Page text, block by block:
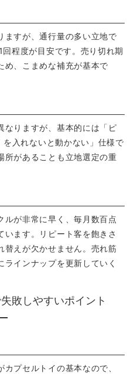
ますが、通行量の多い立地で
程度が目安です。売り切れ期
め、こまめな補充が基本で
なりますが、基本的には「ピ
入れないと動かない」仕様で
所があることも立地選定の重
ルが非常に早く、毎月数百点
ます。リピート客を飽きさ
替えが欠かせません。売れ筋
インナップを更新していく
敗しやすいポイント
カプセルトイの基本なので、